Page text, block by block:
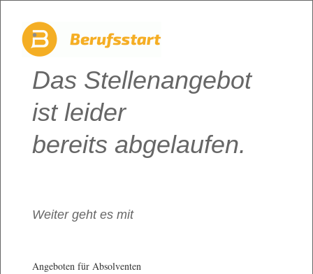
Das Stellenangebot
ist leider
bereits abgelaufen.
Weiter geht es mit
Angeboten für Absolventen